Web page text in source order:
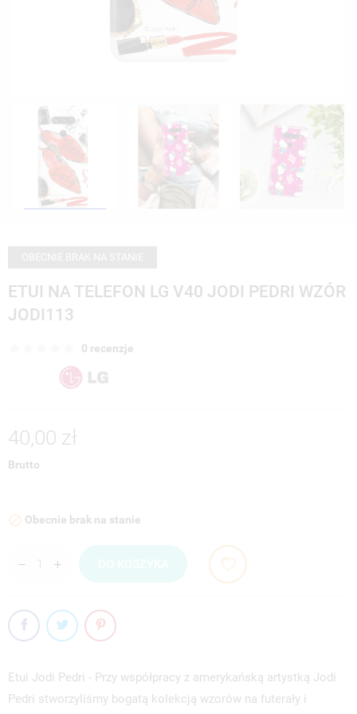
ETUI NA TELEFON LG V40 JODI PEDRI WZÓR
JODI113
0 recenzje
40,00 zł
Brutto
 Obecnie brak na stanie
Etui Jodi Pedri - Przy współpracy z amerykańską artystką Jodi
Pedri stworzyliśmy bogatą kolekcją wzorów na futerały i